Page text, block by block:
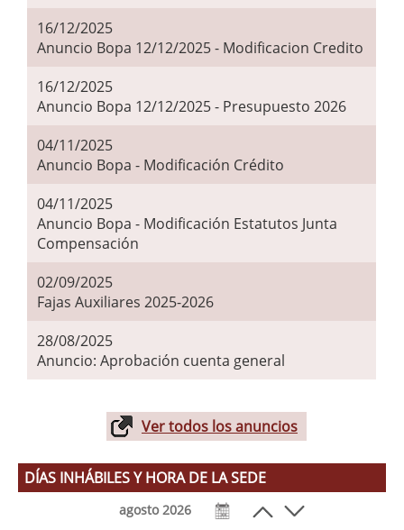
16/12/2025
Anuncio Bopa 12/12/2025 - Modificacion Credito
16/12/2025
Anuncio Bopa 12/12/2025 - Presupuesto 2026
04/11/2025
Anuncio Bopa - Modificación Crédito
04/11/2025
Anuncio Bopa - Modificación Estatutos Junta
Compensación
02/09/2025
Fajas Auxiliares 2025-2026
28/08/2025
Anuncio: Aprobación cuenta general
Ver todos los anuncios
DÍAS INHÁBILES Y HORA DE LA SEDE
agosto 2026